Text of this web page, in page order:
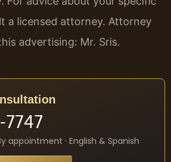
a licensed attorney. Attorney
advertising: Mr. Sris.
7747
appointment · English & Spanish